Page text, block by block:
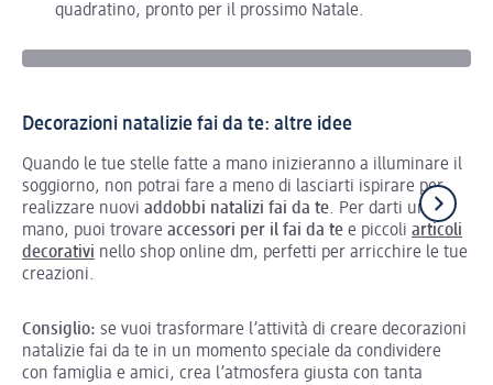
quadratino, pronto per il prossimo Natale.
Decorazioni natalizie fai da te: altre idee
Quando le tue stelle fatte a mano inizieranno a illuminare il
soggiorno, non potrai fare a meno di lasciarti ispirare per
realizzare nuovi addobbi natalizi fai da te. Per darti una
mano, puoi trovare accessori per il fai da te e piccoli articoli
decorativi nello shop online dm, perfetti per arricchire le tue
creazioni.
Consiglio: se vuoi trasformare l’attività di creare decorazioni
natalizie fai da te in un momento speciale da condividere
con famiglia e amici, crea l’atmosfera giusta con tanta